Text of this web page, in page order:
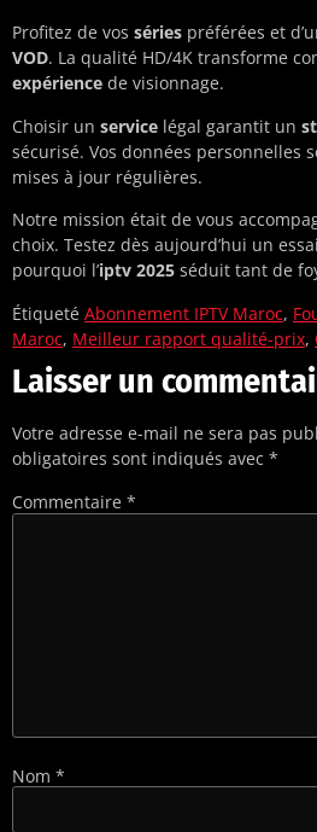
Profitez de vos séries préférées et
VOD. La qualité HD/4K transforme
expérience de visionnage.
Choisir un service légal garantit un
sécurisé. Vos données personnelles
mises à jour régulières.
Notre mission était de vous
choix. Testez dès aujourd’hui un
pourquoi l’iptv 2025 séduit tant de
Étiqueté Abonnement IPTV Maroc,
Maroc, Meilleur rapport qualité-prix,
Laisser un
Votre adresse e-mail ne sera pas
obligatoires sont indiqués avec *
Commentaire *
Nom *